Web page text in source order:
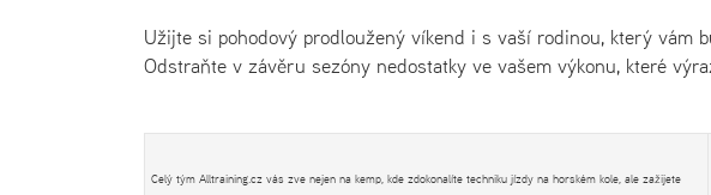
Užijte si pohodový prodloužený víkend i s vaší rodinou, který vám
Odstraňte v závěru sezóny nedostatky ve vašem výkonu, které
Celý tým Alltraining.cz vás zve nejen na kemp, kde zdokonalíte techniku jízdy na horském kole, ale zažijete